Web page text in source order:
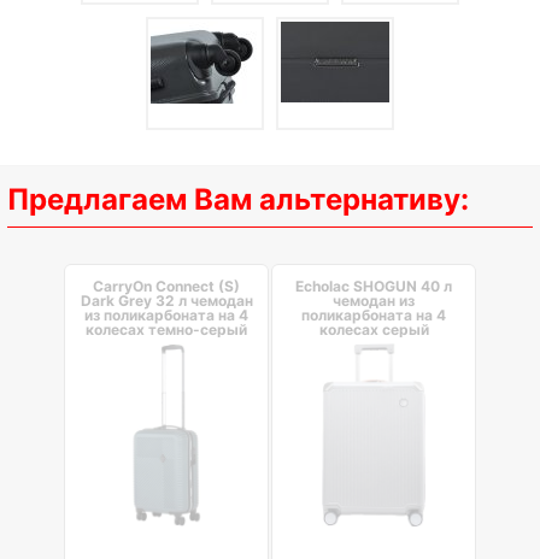
Предлагаем Вам альтернативу:
CarryOn Connect (S)
Dark Grey 32 л чемодан
из поликарбоната на 4
колесах темно-серый
Echolac SHOGUN 40 л
чемодан из
поликарбоната на 4
колесах серый